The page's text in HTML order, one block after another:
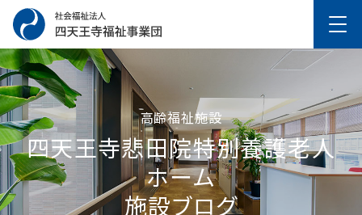
高齢福祉施設
四天王寺悲⽥院特別養護⽼⼈
ホーム
施設ブログ